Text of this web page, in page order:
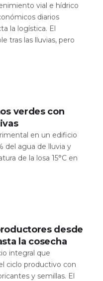
vial e hídrico
diarios
la logística. El
tras las lluvias, pero
verdes con
en un edificio
del agua de lluvia y
de la losa 15°C en
desde
la cosecha
integral que
ciclo productivo con
y semillas. El